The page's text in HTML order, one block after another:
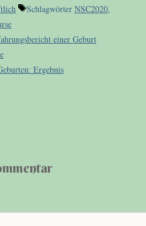
Schlagwörter NSC2020,
einer Geburt
Ergebnis